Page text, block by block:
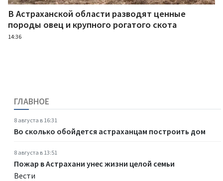
В Астраханской области разводят ценные
породы овец и крупного рогатого скота
14:36
ГЛАВНОЕ
8 августа в 16:31
Во сколько обойдется астраханцам построить дом
8 августа в 13:51
Пожар в Астрахани унес жизни целой семьи
Вести